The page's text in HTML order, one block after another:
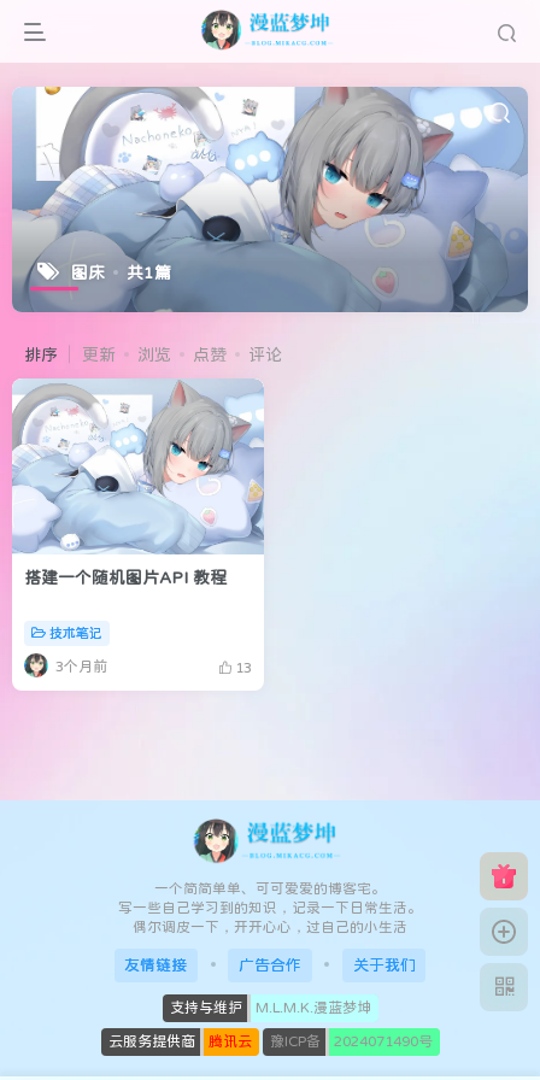
图床 共1篇
排序 更新 浏览 点赞 评论
搭建一个随机图片API 教程
技术笔记
3个月前 13
一个简简单单、可可爱爱的博客宅。
写一些自己学习到的知识，记录一下日常生活。
偶尔调皮一下，开开心心，过自己的小生活
友情链接 广告合作 关于我们
支持与维护 M.L.M.K.漫蓝梦坤
云服务提供商 腾讯云 豫ICP备 2024071490号